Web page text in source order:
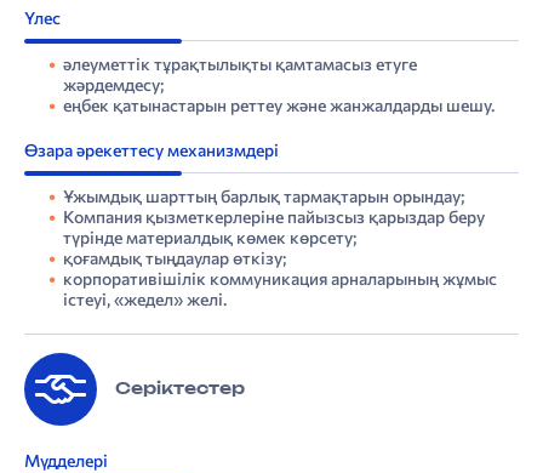
Үлес
әлеуметтік тұрақтылықты қамтамасыз етуге
жәрдемдесу;
еңбек қатынастарын реттеу және жанжалдарды шешу.
Өзара әрекеттесу механизмдері
Ұжымдық шарттың барлық тармақтарын орындау;
Компания қызметкерлеріне пайызсыз қарыздар беру
түрінде материалдық көмек көрсету;
қоғамдық тыңдаулар өткізу;
корпоративішілік коммуникация арналарының жұмыс
істеуі, «жедел» желі.
Серіктестер
Мүдделері